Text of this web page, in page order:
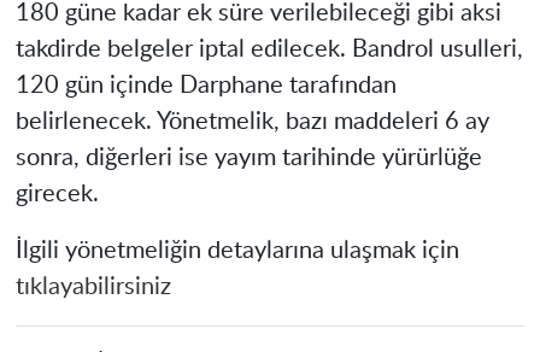
180 güne kadar ek süre verilebileceği gibi aksi
takdirde belgeler iptal edilecek. Bandrol usulleri,
120 gün içinde Darphane tarafından
belirlenecek. Yönetmelik, bazı maddeleri 6 ay
sonra, diğerleri ise yayım tarihinde yürürlüğe
girecek.
İlgili yönetmeliğin detaylarına ulaşmak için
tıklayabilirsiniz